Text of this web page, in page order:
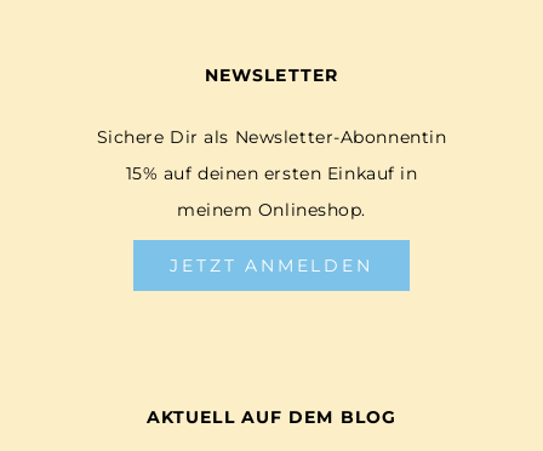
NEWSLETTER
Sichere Dir als Newsletter-Abonnentin
15% auf deinen ersten Einkauf in
meinem Onlineshop.
JETZT ANMELDEN
AKTUELL AUF DEM BLOG